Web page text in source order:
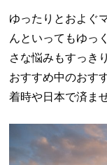
ゆったりとおよぐ
んといってもゆっ
さな悩みもすっき
おすすめ中のおす
着時や日本で済ま